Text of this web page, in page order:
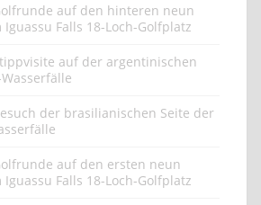
auf den hinteren neun
Falls 18-Loch-Golfplatz
auf der argentinischen
der brasilianischen Seite der
auf den ersten neun
Falls 18-Loch-Golfplatz